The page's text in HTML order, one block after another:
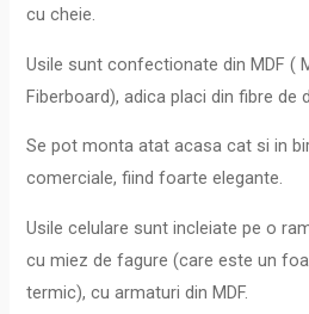
cu cheie.
Usile sunt confectionate din MDF (
Fiberboard), adica placi din fibre de
Se pot monta atat acasa cat si in
comerciale, fiind foarte elegante.
Usile celulare sunt incleiate pe o
cu miez de fagure (care este un
termic), cu armaturi din MDF.